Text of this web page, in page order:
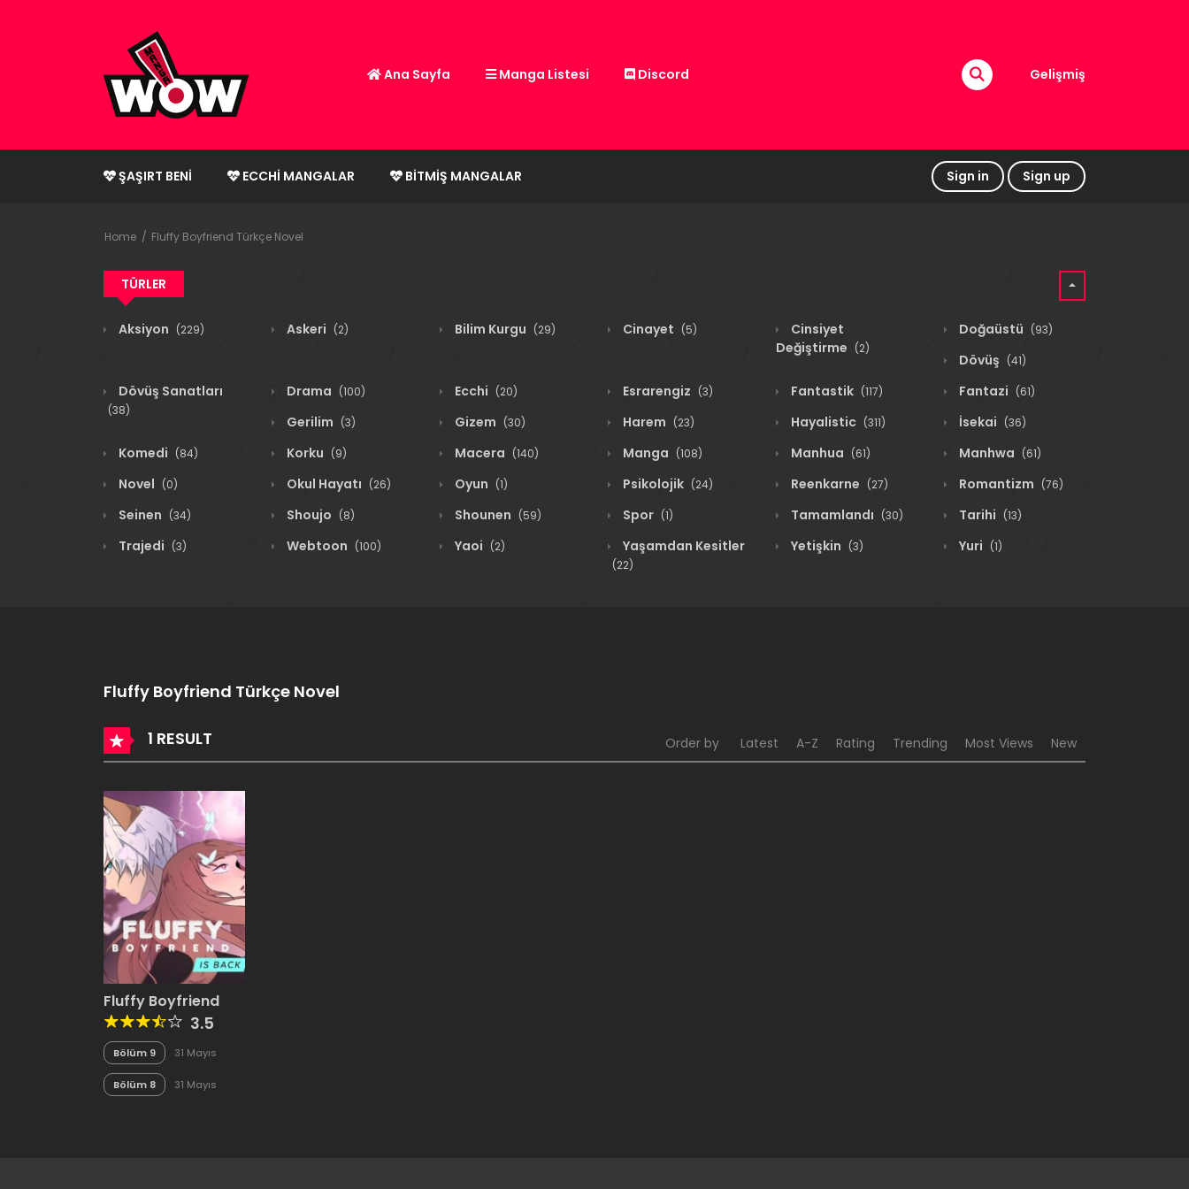
Ana Sayfa Manga Listesi Discord Gelişmiş
ŞAŞIRT BENI ECCHI MANGALAR BITMIŞ MANGALAR Sign in Sign up
Home Fluffy Boyfriend Türkçe Novel
TÜRLER
Aksiyon (229) Askeri (2) Bilim Kurgu (29) Cinayet (5)
Cinsiyet
Değiştirme (2)
Doğaüstü (93)
Dövüş (41)
Dövüş Sanatları
(38)
Drama (100) Ecchi (20) Esrarengiz (3) Fantastik (117) Fantazi (61)
Gerilim (3) Gizem (30) Harem (23) Hayalistic (311) İsekai (36)
Komedi (84) Korku (9) Macera (140) Manga (108) Manhua (61) Manhwa (61)
Novel (0) Okul Hayatı (26) Oyun (1) Psikolojik (24) Reenkarne (27) Romantizm (76)
Seinen (34) Shoujo (8) Shounen (59) Spor (1) Tamamlandı (30) Tarihi (13)
Trajedi (3) Webtoon (100) Yaoi (2) Yaşamdan Kesitler
(22)
Yetişkin (3) Yuri (1)
Fluffy Boyfriend Türkçe Novel
1 RESULT Order by Latest A-Z Rating Trending Most Views New
Fluffy Boyfriend
3.5
Bölüm 9
31 Mayıs
Bölüm 8
31 Mayıs